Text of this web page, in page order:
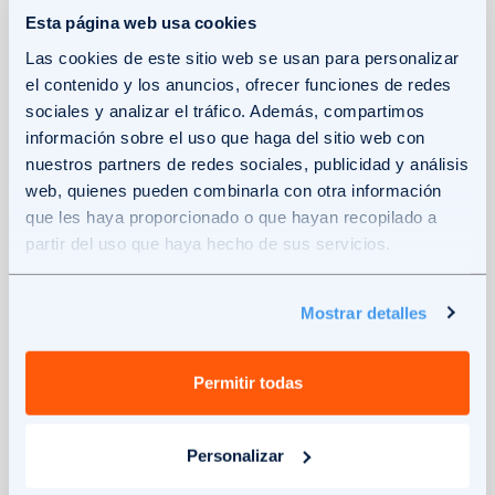
Esta página web usa cookies
Las cookies de este sitio web se usan para personalizar
el contenido y los anuncios, ofrecer funciones de redes
sociales y analizar el tráfico. Además, compartimos
información sobre el uso que haga del sitio web con
nuestros partners de redes sociales, publicidad y análisis
web, quienes pueden combinarla con otra información
que les haya proporcionado o que hayan recopilado a
partir del uso que haya hecho de sus servicios.
Mostrar detalles
Permitir todas
Personalizar
Compromiso con los plazos y la
sostenibilidad
Con la obra en su último tramo, la colaboración
entre el Ayuntamiento de Manacor, la SAM y
Solar360 demuestra la eficacia de la
colaboración público-privada paraacelerar la
transición energética. Una vez finalizados los
últimos detalles de montaje y las pruebas de
se convertirá en el pulmón energético